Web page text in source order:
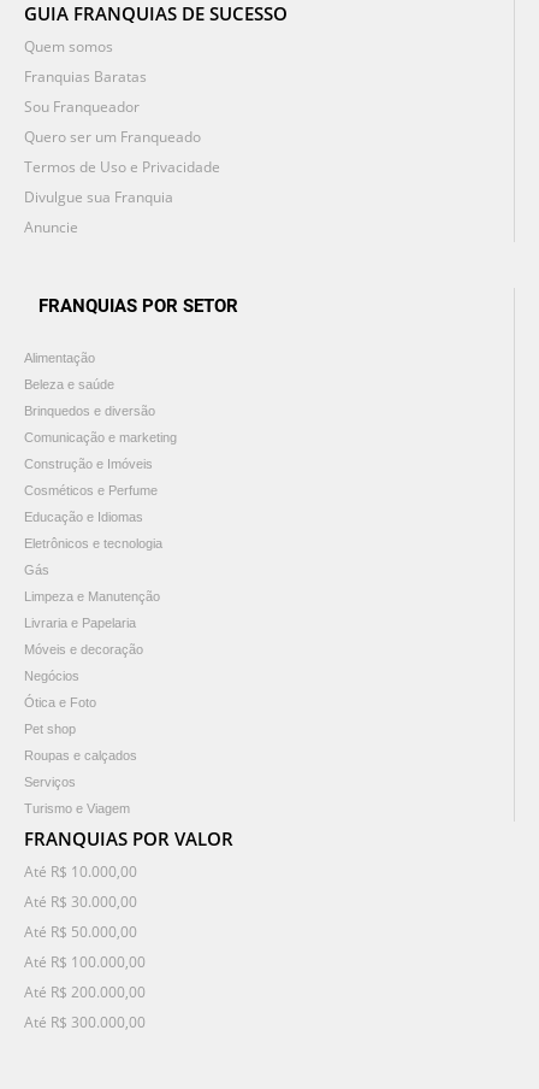
GUIA FRANQUIAS DE SUCESSO
Quem somos
Franquias Baratas
Sou Franqueador
Quero ser um Franqueado
Termos de Uso e Privacidade
Divulgue sua Franquia
Anuncie
FRANQUIAS POR SETOR
Alimentação
Beleza e saúde
Brinquedos e diversão
Comunicação e marketing
Construção e Imóveis
Cosméticos e Perfume
Educação e Idiomas
Eletrônicos e tecnologia
Gás
Limpeza e Manutenção
Livraria e Papelaria
Móveis e decoração
Negócios
Ótica e Foto
Pet shop
Roupas e calçados
Serviços
Turismo e Viagem
FRANQUIAS POR VALOR
Até R$ 10.000,00
Até R$ 30.000,00
Até R$ 50.000,00
Até R$ 100.000,00
Até R$ 200.000,00
Até R$ 300.000,00